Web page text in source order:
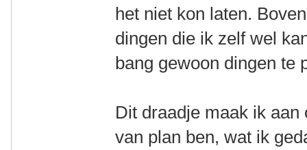
het niet kon laten.
dingen die ik zelf wel
bang gewoon dingen te
Dit draadje maak ik
van plan ben, wat ik